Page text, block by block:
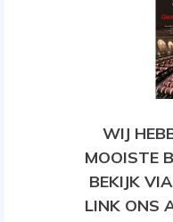
WIJ
MOOISTE
BEKIJK
LINK ONS